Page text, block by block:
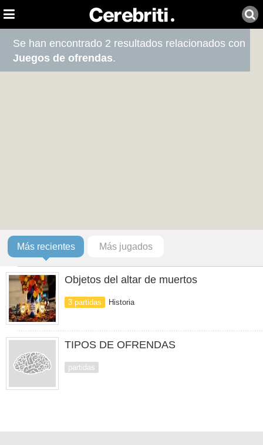
Se han encontrado 2 resultados relacionados con
Juegos de ofrendas.
Más recientes Más jugados
Objetos del altar de muertos
3 partidas Historia
TIPOS DE OFRENDAS
partidas